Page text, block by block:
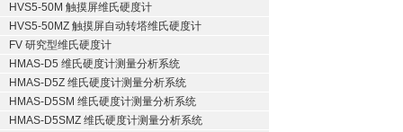
HVS5-50M 触摸屏维氏硬度计
HVS5-50MZ 触摸屏自动转塔维氏硬度计
FV 研究型维氏硬度计
HMAS-D5 维氏硬度计测量分析系统
HMAS-D5Z 维氏硬度计测量分析系统
HMAS-D5SM 维氏硬度计测量分析系统
HMAS-D5SMZ 维氏硬度计测量分析系统